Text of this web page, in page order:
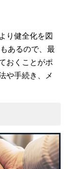
り健全化を図
あるので、最
おくことがポ
や手続き、メ